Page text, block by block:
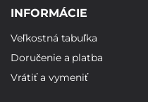
INFORMÁCIE
Veľkostná tabuľka
Doručenie a platba
Vrátiť a vymeniť